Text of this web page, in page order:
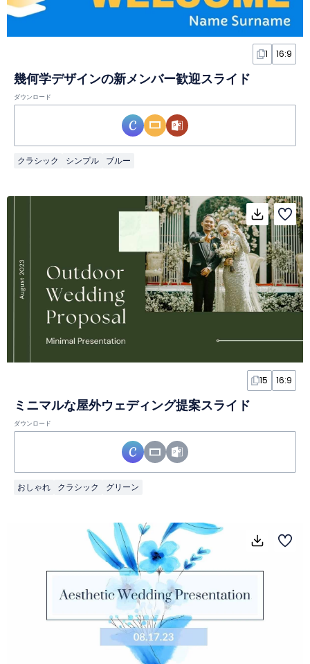
1 16:9
幾何学デザインの新メンバー歓迎スライド
ダウンロード
クラシック シンプル ブルー
15 16:9
ミニマルな屋外ウェディング提案スライド
ダウンロード
おしゃれ クラシック グリーン